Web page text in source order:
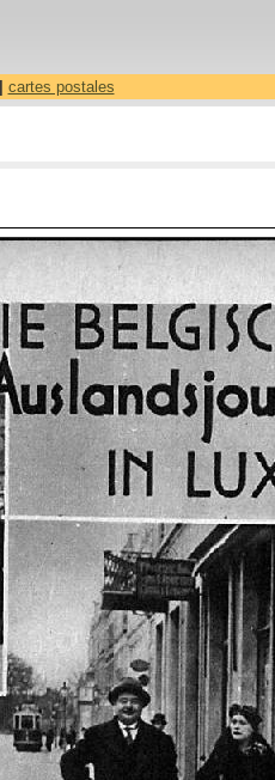
cartes postales